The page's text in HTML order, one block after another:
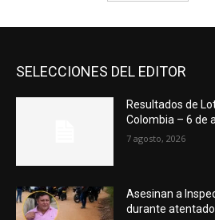
SELECCIONES DEL EDITOR
Resultados de
Colombia – 6 de
7 agosto, 2026
Asesinan a
durante